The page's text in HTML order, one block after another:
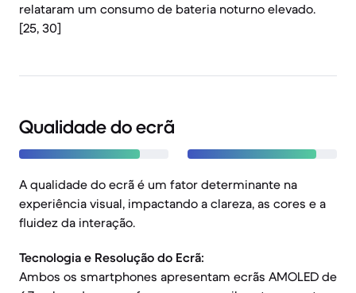
relataram um consumo de bateria noturno elevado.
[25, 30]
Qualidade do ecrã
A qualidade do ecrã é um fator determinante na
experiência visual, impactando a clareza, as cores e a
fluidez da interação.
Tecnologia e Resolução do Ecrã:
Ambos os smartphones apresentam ecrãs AMOLED de